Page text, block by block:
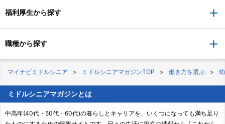
福利厚生から探す
職種から探す
マイナビミドルシニア ミドルシニアマガジンTOP 働き方を選ぶ
ミドルシニアマガジンとは
中高年(40代・50代・60代)の暮らしとキャリアを、いくつになっても満ち足り